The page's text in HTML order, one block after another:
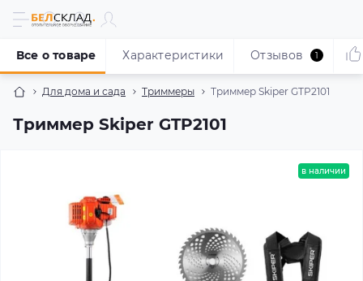
Для дома и сада Триммеры Триммер Skiper GTP2101
Триммер Skiper GTP2101
Все о товаре Характеристики Отзывов 1
в наличии